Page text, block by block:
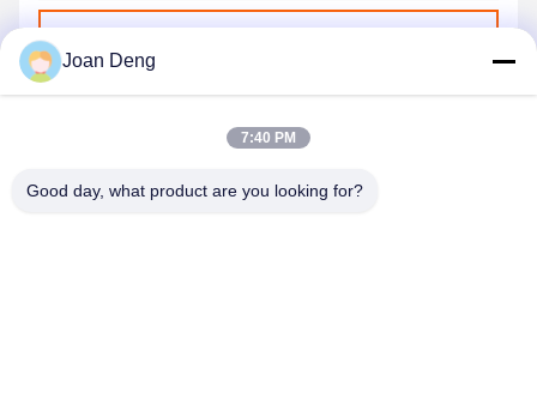
Joan Deng
7:40 PM
Good day, what product are you looking for?